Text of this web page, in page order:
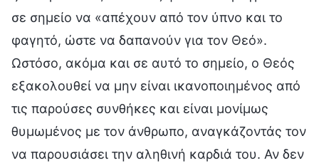
σε σημείο να «απέχουν από τον ύπνο και το
φαγητό, ώστε να δαπανούν για τον Θεό».
Ωστόσο, ακόμα και σε αυτό το σημείο, ο Θεός
εξακολουθεί να μην είναι ικανοποιημένος από
τις παρούσες συνθήκες και είναι μονίμως
θυμωμένος με τον άνθρωπο, αναγκάζοντάς τον
να παρουσιάσει την αληθινή καρδιά του. Αν δεν